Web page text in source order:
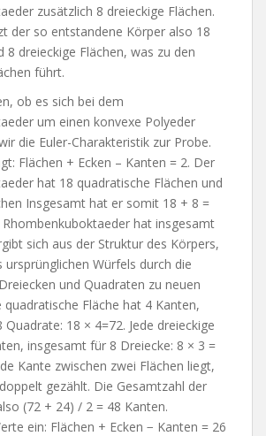
zusätzlich 8 dreieckige Flächen.
der so entstandene Körper also 18
8 dreieckige Flächen, was zu den
führt.
ob es sich bei dem
um einen konvexe Polyeder
die Euler-Charakteristik zur Probe.
Flächen + Ecken – Kanten = 2. Der
hat 18 quadratische Flächen und
Insgesamt hat er somit 18 + 8 =
Rhombenkuboktaeder hat insgesamt
sich aus der Struktur des Körpers,
ursprünglichen Würfels durch die
und Quadraten zu neuen
quadratische Fläche hat 4 Kanten,
Quadrate: 18 × 4=72. Jede dreieckige
insgesamt für 8 Dreiecke: 8 × 3 =
Kante zwischen zwei Flächen liegt,
gezählt. Die Gesamtzahl der
(72 + 24) / 2 = 48 Kanten.
ein: Flächen + Ecken − Kanten = 26